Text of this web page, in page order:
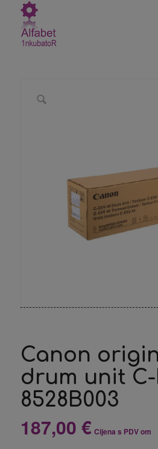
Canon
drum unit C-
8528B003
187,00 € Cijena s PDV om